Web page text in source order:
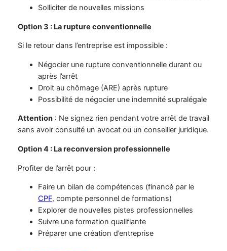
Solliciter de nouvelles missions
Option 3 : La rupture conventionnelle
Si le retour dans l’entreprise est impossible :
Négocier une rupture conventionnelle durant ou
après l’arrêt
Droit au chômage (ARE) après rupture
Possibilité de négocier une indemnité supralégale
Attention: Ne signez rien pendant votre arrêt de travail
sans avoir consulté un avocat ou un conseiller juridique.
Option 4 : La reconversion professionnelle
Profiter de l’arrêt pour :
Faire un bilan de compétences (financé par le
CPF, compte personnel de formations)
Explorer de nouvelles pistes professionnelles
Suivre une formation qualifiante
Préparer une création d’entreprise